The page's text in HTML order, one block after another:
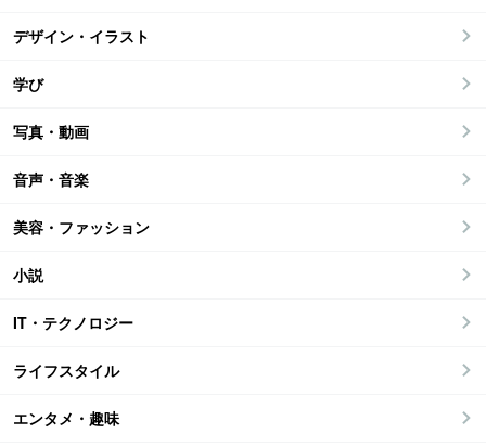
デザイン・イラスト
学び
写真・動画
音声・音楽
美容・ファッション
小説
IT・テクノロジー
ライフスタイル
エンタメ・趣味